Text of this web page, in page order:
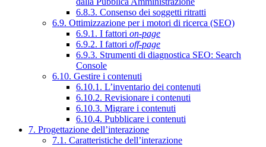
6.8.3. Consenso dei soggetti ritratti
6.9. Ottimizzazione per i motori di ricerca (SEO)
6.9.1. I fattori on-page
6.9.2. I fattori off-page
6.9.3. Strumenti di diagnostica SEO: Search
Console
6.10. Gestire i contenuti
6.10.1. L’inventario dei contenuti
6.10.2. Revisionare i contenuti
6.10.3. Migrare i contenuti
6.10.4. Pubblicare i contenuti
7. Progettazione dell’interazione
7.1. Caratteristiche dell’interazione